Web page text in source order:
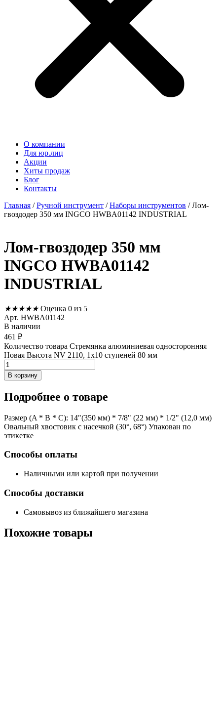
О компании
Для юр.лиц
Акции
Хиты продаж
Блог
Контакты
Главная /Ручной инструмент /Наборы инструментов / Лом-
гвоздодер 350 мм INGCO HWBA01142 INDUSTRIAL
Лом-гвоздодер 350 мм
INGCO HWBA01142
INDUSTRIAL
★★★★★ Оценка 0 из 5
Арт. HWBA01142
В наличии
461 ₽
Количество товара Стремянка алюминиевая односторонняя
Новая Высота NV 2110, 1х10 ступеней 80 мм
В корзину
Подробнее о товаре
Размер (A * B * C): 14"(350 мм) * 7/8" (22 мм) * 1/2" (12,0 мм)
Овальный хвостовик с насечкой (30°, 68°) Упакован по
этикетке
Способы оплаты
Наличными или картой при получении
Способы доставки
Самовывоз из ближайшего магазина
Похожие товары